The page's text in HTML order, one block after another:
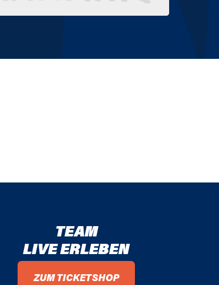
TEAM
LIVE ERLEBEN
ZUM TICKETSHOP